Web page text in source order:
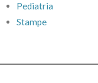
Pediatria
Stampe